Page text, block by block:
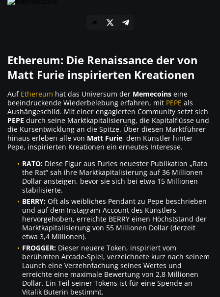
Ethereum: Die Renaissance der von
Matt Furie inspirierten Kreationen
Auf Ethereum hat das Universum der Memecoins eine
beeindruckende Wiederbelebung erfahren, mit PEPE als
Aushängeschild. Mit einer engagierten Community setzt sich
PEPE durch seine Marktkapitalisierung, die Kapitalflüsse und
die Kursentwicklung an die Spitze. Über diesen Marktführer
hinaus erleben alle von Matt Furie, dem Künstler hinter
Pepe, inspirierten Kreationen ein erneutes Interesse.
RATO: Diese Figur aus Furies neuester Publikation „Rato
the Rat“ sah ihre Marktkapitalisierung auf 36 Millionen
Dollar ansteigen, bevor sie sich bei etwa 15 Millionen
stabilisierte.
BERRY: Oft als weibliches Pendant zu Pepe beschrieben
und auf dem Instagram-Account des Künstlers
hervorgehoben, erreichte BERRY einen Höchststand der
Marktkapitalisierung von 55 Millionen Dollar (derzeit
etwa 3,4 Millionen).
FROGGER: Dieser neuere Token, inspiriert vom
berühmten Arcade-Spiel, verzeichnete kurz nach seinem
Launch eine Verzehnfachung seines Wertes und
erreichte eine maximale Bewertung von 2,8 Millionen
Dollar. Ein Teil seiner Tokens ist für eine Spende an
Vitalik Buterin bestimmt.